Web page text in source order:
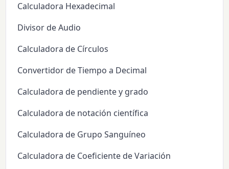
Calculadora Hexadecimal
Divisor de Audio
Calculadora de Círculos
Convertidor de Tiempo a Decimal
Calculadora de pendiente y grado
Calculadora de notación científica
Calculadora de Grupo Sanguíneo
Calculadora de Coeficiente de Variación